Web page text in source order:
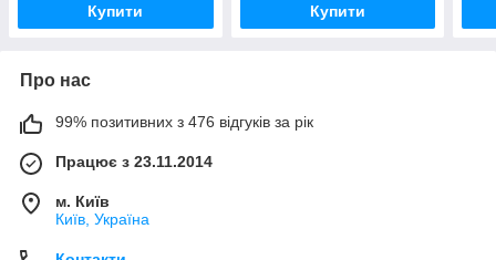
Купити Купити
Про нас
99% позитивних з 476 відгуків за рік
Працює з 23.11.2014
м. Київ
Київ, Україна